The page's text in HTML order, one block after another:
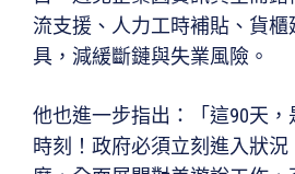
流支援、人力工時補貼、貨
具，減緩斷鏈與失業風險。
他也進一步指出：「這90天
時刻！政府必須立刻進入狀